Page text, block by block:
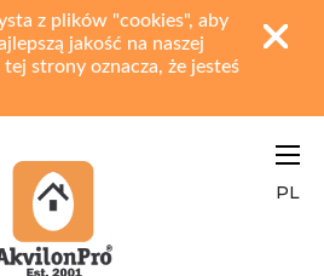
z plików "cookies", aby
jakość na naszej
strony oznacza, że jesteś
PL